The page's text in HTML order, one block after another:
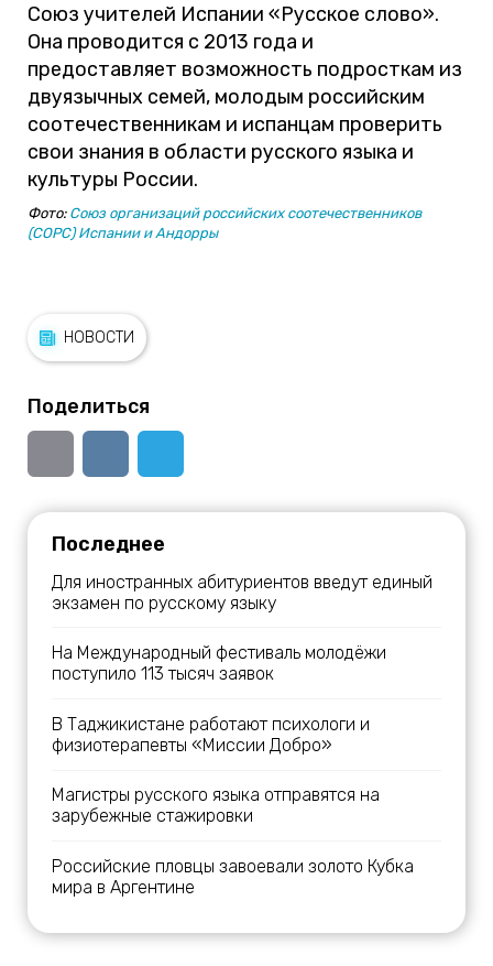
Союз учителей Испании «Русское слово».
Она проводится с 2013 года и
предоставляет возможность подросткам из
двуязычных семей, молодым российским
соотечественникам и испанцам проверить
свои знания в области русского языка и
культуры России.
Фото: Союз организаций российских соотечественников
(СОРС) Испании и Андорры
НОВОСТИ
Поделиться
Последнее
Для иностранных абитуриентов введут единый
экзамен по русскому языку
На Международный фестиваль молодёжи
поступило 113 тысяч заявок
В Таджикистане работают психологи и
физиотерапевты «Миссии Добро»
Магистры русского языка отправятся на
зарубежные стажировки
Российские пловцы завоевали золото Кубка
мира в Аргентине